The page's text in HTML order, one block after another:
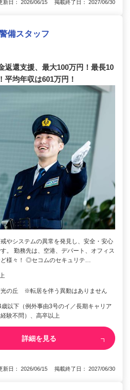
新日： 2026/06/15 掲載終了日： 2027/06/30
備スタッフ
返還支援、最大100万円！最長10
平均年収は601万円！
やシステムの異常を発見し、安全・安心
。 勤務先は、空港、デパート、オフィス
ど様々！ ◎セコムのセキュリテ…
光の丘 ※転居を伴う異動はありません
以下（例外事由3号のイ／長期キャリア
験不問）、高卒以上
詳細を見る
新日： 2026/06/15 掲載終了日： 2027/06/30